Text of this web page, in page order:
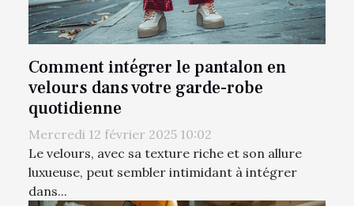
Comment intégrer le pantalon en
velours dans votre garde-robe
quotidienne
Mercredi 12 février 2025 10:02
Le velours, avec sa texture riche et son allure
luxueuse, peut sembler intimidant à intégrer
dans...